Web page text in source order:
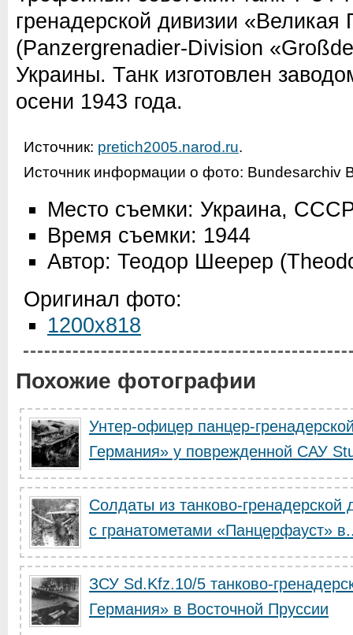
гренадерской дивизии «Великая
(Panzergrenadier-Division
Украины. Танк изготовлен
осени 1943 года.
Источник: pretich2005.narod.ru.
Источник информации о фото: Bundesarchiv
Место съемки: Украина,
Время съемки: 1944
Автор: Теодор Шеерер
Оригинал фото:
1200x818
Похожие фотографии
Унтер-офицер панцер-
Германия» у поврежденной САУ
Солдаты из танково-
с гранатометами «Панцерфауст»
ЗСУ Sd.Kfz.10/5 танково-
Германия» в Восточной Пруссии